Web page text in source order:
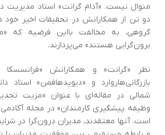
منوال نیست‌. «آدام گرانت» استاد مدیریت
دو تن از همکارانش در تحقيقات اخير خود
گروهی‌، به مخالفت با‌اين فرضیه که
برون‌گرایی هستند» می‌پردازند.
نظر «گرانت» و همکارانش «فرانسسکا
بازرگانی‌هاروارد و «دیوید‌هافمن» استاد
شمالی در مقاله‌اي با عنوان «مزیت
وظیفه پیشگیری کارمندان» در مجله
است‌. آنها معتقدند‌، مدیران درون‌گرا در